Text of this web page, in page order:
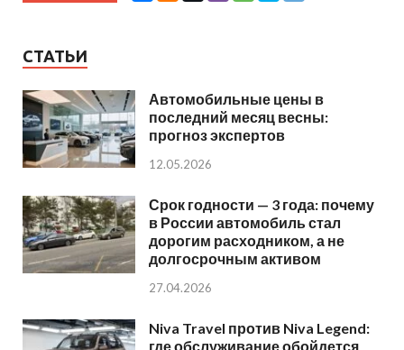
СТАТЬИ
Автомобильные цены в
последний месяц весны:
прогноз экспертов
12.05.2026
Срок годности — 3 года: почему
в России автомобиль стал
дорогим расходником, а не
долгосрочным активом
27.04.2026
Niva Travel против Niva Legend:
где обслуживание обойдется